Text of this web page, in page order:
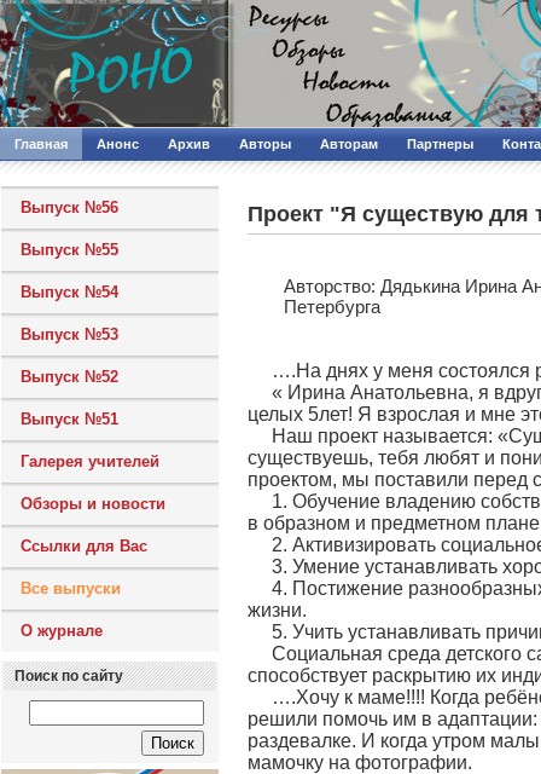
Главная Анонс Архив Авторы Авторам Партнеры
Выпуск №56
Выпуск №55
Выпуск №54
Выпуск №53
Выпуск №52
Выпуск №51
Галерея учителей
Обзоры и новости
Ссылки для Вас
Все выпуски
О журнале
Поиск по сайту
Проект "Я существую для
Авторcтво: Дядькина Ирина
Петербурга
….На днях у меня состоялся
« Ирина Анатольевна, я
целых 5лет! Я взрослая и мне
Наш проект называется:
существуешь, тебя любят и
проектом, мы поставили перед
1. Обучение владению
в образном и предметном
2. Активизировать
3. Умение устанавливать
4. Постижение
жизни.
5. Учить устанавливать
Социальная среда детского
способствует раскрытию их
….Хочу к маме!!!! Когда
решили помочь им в
раздевалке. И когда утром
мамочку на фотографии.